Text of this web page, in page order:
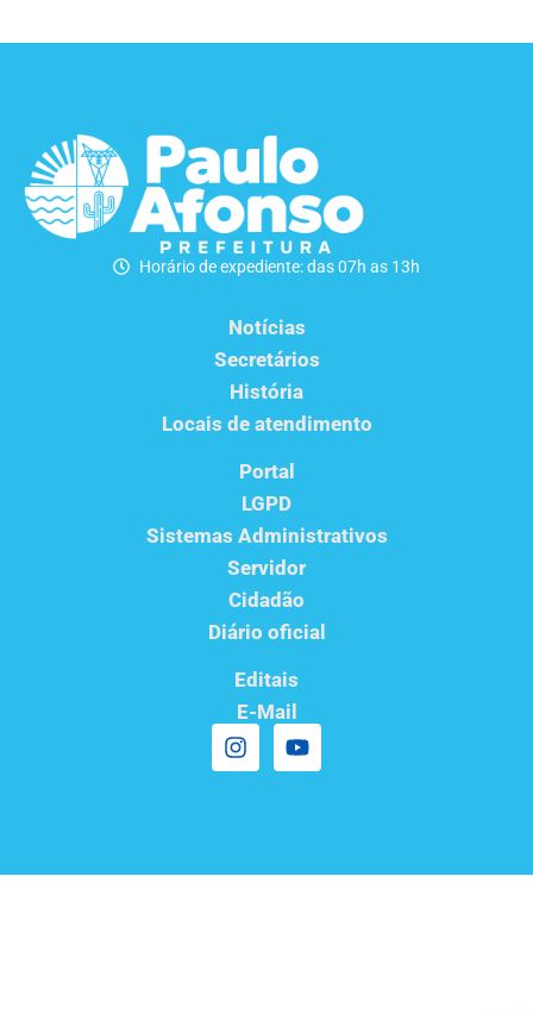
Horário de expediente: das 07h as 13h
Notícias
Secretários
História
Locais de atendimento
Portal
LGPD
Sistemas Administrativos
Servidor
Cidadão
Diário oficial
Editais
E-Mail